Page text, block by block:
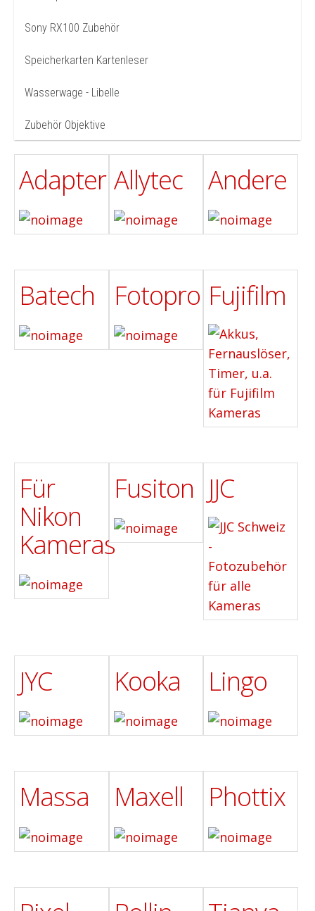
Sony RX100 Zubehör
Speicherkarten Kartenleser
Wasserwage - Libelle
Zubehör Objektive
Adapter Allytec Andere
Batech Fotopro Fujifilm
Für
Nikon
Kameras
Fusiton JJC
JYC Kooka Lingo
Massa Maxell Phottix